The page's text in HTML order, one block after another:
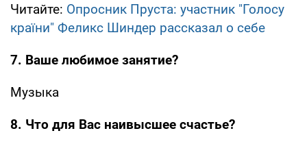
Читайте: Опросник Пруста: участник "Голосу
країни" Феликс Шиндер рассказал о себе
7. Ваше любимое занятие?
Музыка
8. Что для Вас наивысшее счастье?